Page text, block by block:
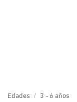
Edades / 3 - 6 años